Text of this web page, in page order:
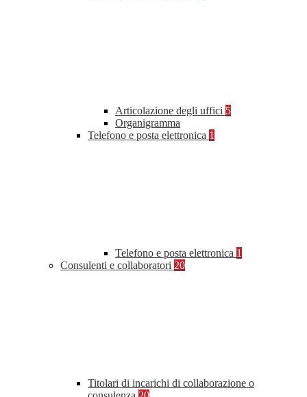
Articolazione degli uffici 5
Organigramma
Telefono e posta elettronica 1
Telefono e posta elettronica 1
Consulenti e collaboratori 20
Titolari di incarichi di collaborazione o